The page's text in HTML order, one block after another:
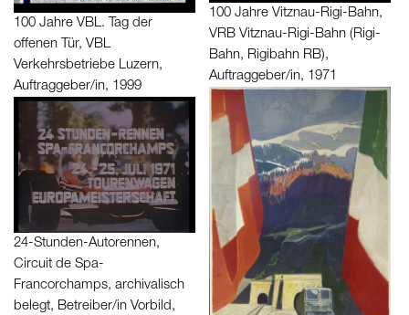
Zeitraum
Suche Objekttyp...
Zeige nur
mit Bildern
in Ausstellung
Modelle
100 Jahre VBL. Tag der
offenen Tür, VBL
Verkehrsbetriebe Luzern,
Auftraggeber/in, 1999
100 Jahre Vitznau-Rigi-Bahn,
VRB Vitznau-Rigi-Bahn (Rigi-
Bahn, Rigibahn RB),
Auftraggeber/in, 1971
24-Stunden-Autorennen,
Circuit de Spa-
Francorchamps, archivalisch
belegt, Betreiber/in Vorbild,